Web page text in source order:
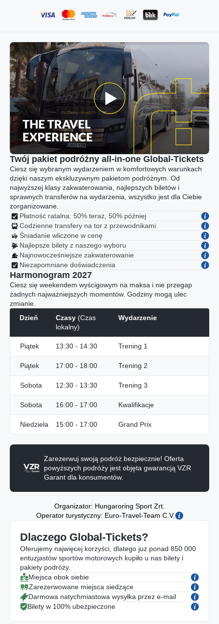
Twój pakiet podróżny all-in-one Global-Tickets
Ciesz się wybranym wydarzeniem w komfortowych warunkach
dzięki naszym ekskluzywnym pakietom podróżnym. Od
najwyższej klasy zakwaterowania, najlepszych biletów i
sprawnych transferów na wydarzenia, wszystko jest dla Ciebie
zorganizowane.
Płatność ratalna: 50% teraz, 50% później
Codzienne transfery na tor z przewodnikami
Śniadanie wliczone w cenę
Najlepsze bilety z naszego wyboru
Najnowocześniejsze zakwaterowanie
Niezapomniane doświadczenia
Harmonogram 2027
Ciesz się weekendem wyścigowym na maksa i nie przegap
żadnych najważniejszych momentów. Godziny mogą ulec
zmianie.
Dzień
Czasy (Czas
lokalny)
Wydarzenie
Piątek 13:30 - 14:30 Trening 1
Piątek 17:00 - 18:00 Trening 2
Sobota 12:30 - 13:30 Trening 3
Sobota 16:00 - 17:00 Kwalifikacje
Niedziela 15:00 - 17:00 Grand Prix
Zarezerwuj swoją podróż bezpiecznie! Oferta
powyższych podróży jest objęta gwarancją VZR
Garant dla konsumentów.
Organizator: Hungaroring Sport Zrt.
Operator turystyczny: Euro-Travel-Team C.V.
Dlaczego Global-Tickets?
Oferujemy najwięcej korzyści, dlatego już ponad 850 000
entuzjastów sportów motorowych kupiło u nas bilety i
pakiety podróży.
Miejsca obok siebie
Zarezerwowane miejsca siedzące
Darmowa natychmiastowa wysyłka przez e-mail
Bilety w 100% ubezpieczone